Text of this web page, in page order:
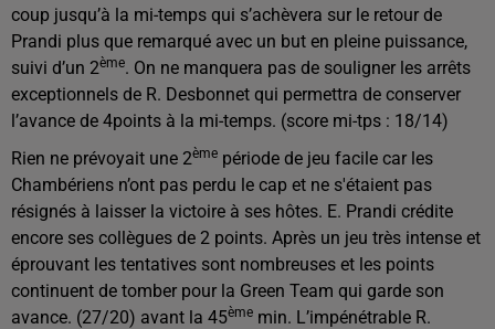
coup jusqu’à la mi-temps qui s’achèvera sur le retour de
Prandi plus que remarqué avec un but en pleine puissance,
suivi d’un 2ème. On ne manquera pas de souligner les arrêts
exceptionnels de R. Desbonnet qui permettra de conserver
l’avance de 4points à la mi-temps. (score mi-tps : 18/14)
Rien ne prévoyait une 2ème période de jeu facile car les
Chambériens n’ont pas perdu le cap et ne s'étaient pas
résignés à laisser la victoire à ses hôtes. E. Prandi crédite
encore ses collègues de 2 points. Après un jeu très intense et
éprouvant les tentatives sont nombreuses et les points
continuent de tomber pour la Green Team qui garde son
avance. (27/20) avant la 45ème min. L’impénétrable R.